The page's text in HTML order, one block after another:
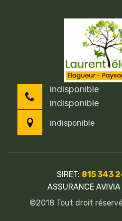
indisponible
indisponible
indisponible
SIRET: 815 343
ASSURANCE AVIVIA
©2018 Tout droit